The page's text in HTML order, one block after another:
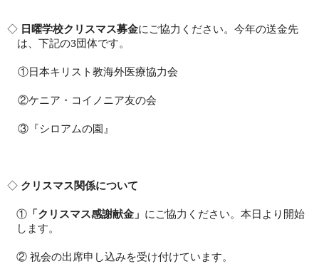
◇ 日曜学校クリスマス募金にご協力ください。今年の送金先
は、下記の3団体です。
①日本キリスト教海外医療協力会
②ケニア・コイノニア友の会
③『シロアムの園』
◇ クリスマス関係について
① 「クリスマス感謝献金」 にご協力ください。本日より開始
します。
② 祝会の出席申し込みを受け付けています。